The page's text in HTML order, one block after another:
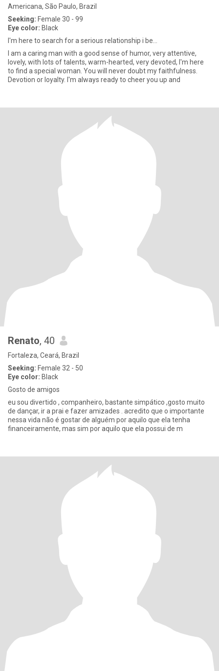
Americana, São Paulo, Brazil
Seeking: Female 30 - 99
Eye color: Black
I'm here to search for a serious relationship i be...
I am a caring man with a good sense of humor, very attentive,
lovely, with lots of talents, warm-hearted, very devoted, I'm here
to find a special woman. You will never doubt my faithfulness.
Devotion or loyalty. I'm always ready to cheer you up and
Renato, 40
Fortaleza, Ceará, Brazil
Seeking: Female 32 - 50
Eye color: Black
Gosto de amigos
eu sou divertido , companheiro, bastante simpático ,gosto muito
de dançar, ir a prai e fazer amizades . acredito que o importante
nessa vida não é gostar de alguém por aquilo que ela tenha
financeiramente, mas sim por aquilo que ela possui de m